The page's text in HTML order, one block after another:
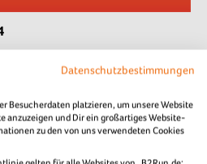
reibungslose Umsetzung der
Berlin, Dillingen/Saar und
Eventorganisation an diesen
dich gerne an ihn.
Datenschutzbestimmungen
Besucherdaten platzieren, um unsere Website
anzuzeigen und Dir ein großartiges Website-
zu den von uns verwendeten Cookies